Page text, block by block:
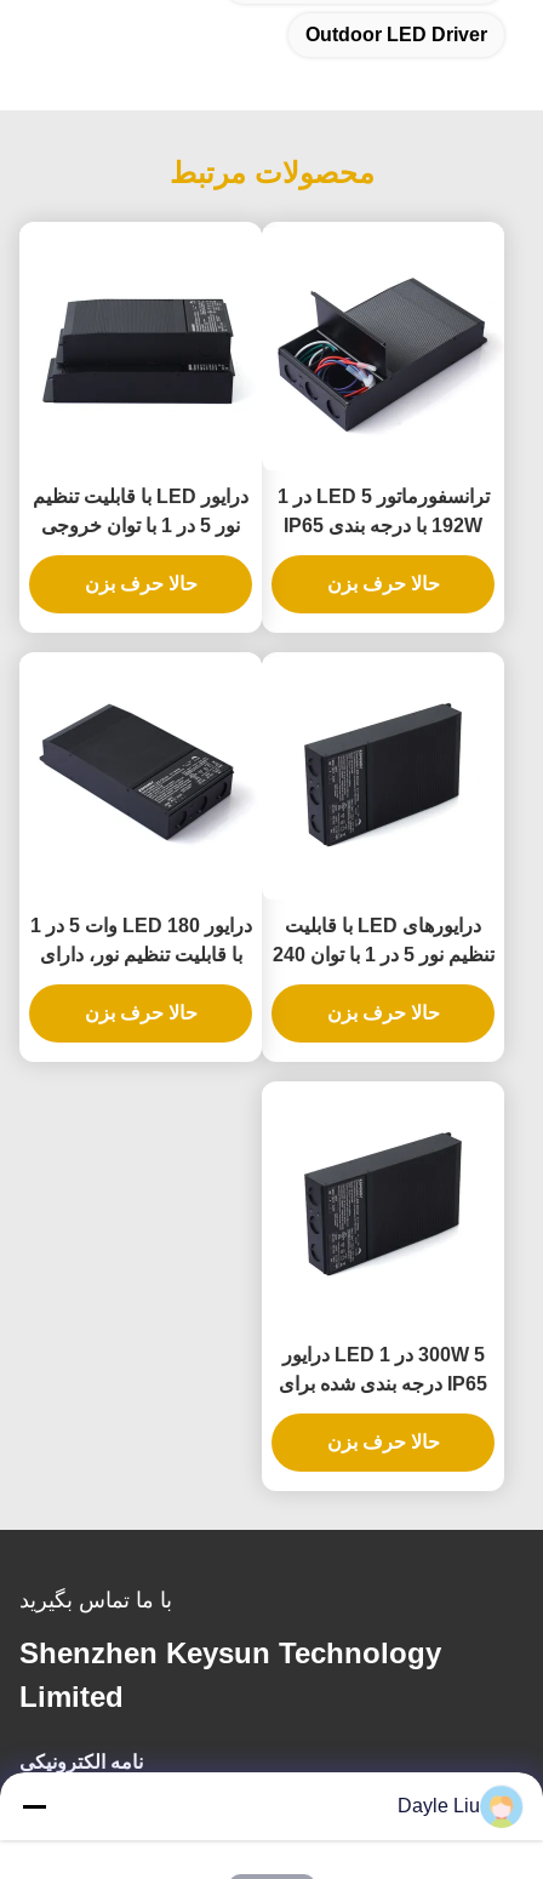
Outdoor LED Driver
محصولات مرتبط
ترانسفورماتور LED 5 در 1
192W با درجه بندی IP65
برای کاربردهای کم رنگ
مرحله ای جهانی
حالا حرف بزن
درایور LED با قابلیت تنظیم
نور 5 در 1 با توان خروجی
288 وات و درجه حفاظت
IP65 برای کاربردهای
روشنایی عمومی
حالا حرف بزن
درایورهای LED با قابلیت
تنظیم نور 5 در 1 با توان 240
وات و درجه حفاظت IP65 و
منبع تغذیه LED قابل تنظیمحالا حرف بزن
درایور LED 180 وات 5 در 1
با قابلیت تنظیم نور، دارای
درجه حفاظت IP65 برای
کاربردهای روشنایی فضای
باز و داخلی
حالا حرف بزن
300W 5 در 1 LED درایور
IP65 درجه بندی شده برای
منبع برق Dimmable
حالا حرف بزن
با ما تماس بگیرید
Shenzhen Keysun Technology
Limited
نامه الکترونیکی
power06@szzhpower.com
Dayle Liu